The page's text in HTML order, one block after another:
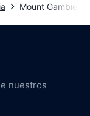
Mount Gambier
nuestros